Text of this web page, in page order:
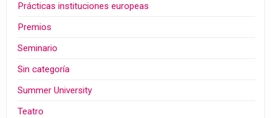
Prácticas instituciones europeas
Premios
Seminario
Sin categoría
Summer University
Teatro